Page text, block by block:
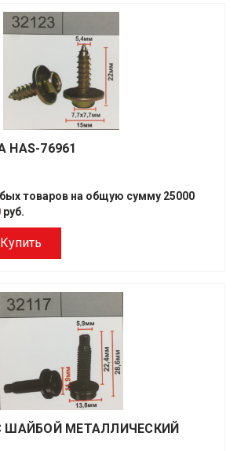
HAS-76961
товаров на общую сумму 25000
руб.
Купить
ШАЙБОЙ МЕТАЛЛИЧЕСКИЙ